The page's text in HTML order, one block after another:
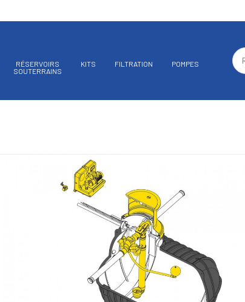
RÉSERVOIRS
SOUTERRAINS
KITS FILTRATION POMPES